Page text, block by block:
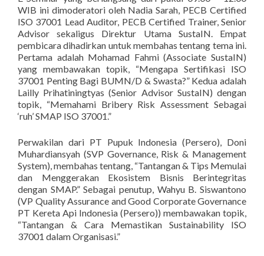
WIB ini dimoderatori oleh Nadia Sarah, PECB Certified
ISO 37001 Lead Auditor, PECB Certified Trainer, Senior
Advisor sekaligus Direktur Utama SustaIN. Empat
pembicara dihadirkan untuk membahas tentang tema ini.
Pertama adalah Mohamad Fahmi (Associate SustaIN)
yang membawakan topik, “Mengapa Sertifikasi ISO
37001 Penting Bagi BUMN/D & Swasta?” Kedua adalah
Lailly Prihatiningtyas (Senior Advisor SustaIN) dengan
topik, “Memahami Bribery Risk Assessment Sebagai
‘ruh’ SMAP ISO 37001.”
Perwakilan dari PT Pupuk Indonesia (Persero), Doni
Muhardiansyah (SVP Governance, Risk & Management
System), membahas tentang, “Tantangan & Tips Memulai
dan Menggerakan Ekosistem Bisnis Berintegritas
dengan SMAP.” Sebagai penutup, Wahyu B. Siswantono
(VP Quality Assurance and Good Corporate Governance
PT Kereta Api Indonesia (Persero)) membawakan topik,
“Tantangan & Cara Memastikan Sustainability ISO
37001 dalam Organisasi.”